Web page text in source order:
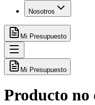
Nosotros
Mi Presupuesto
Mi Presupuesto
Producto no